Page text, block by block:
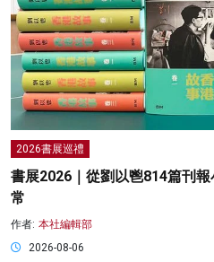
2026書展巡禮
書展2026｜從劉以鬯814篇刊
常
作者: 本社編輯部
2026-08-06